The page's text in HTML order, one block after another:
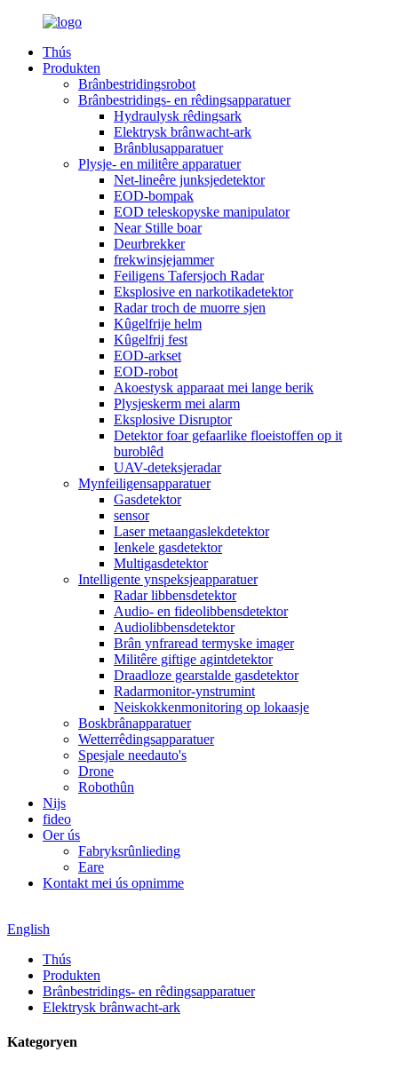
Thús
Produkten
Brânbestridingsrobot
Brânbestridings- en rêdingsapparatuer
Hydraulysk rêdingsark
Elektrysk brânwacht-ark
Brânblusapparatuer
Plysje- en militêre apparatuer
Net-lineêre junksjedetektor
EOD-bompak
EOD teleskopyske manipulator
Near Stille boar
Deurbrekker
frekwinsjejammer
Feiligens Tafersjoch Radar
Eksplosive en narkotikadetektor
Radar troch de muorre sjen
Kûgelfrije helm
Kûgelfrij fest
EOD-arkset
EOD-robot
Akoestysk apparaat mei lange berik
Plysjeskerm mei alarm
Eksplosive Disruptor
Detektor foar gefaarlike floeistoffen op it
buroblêd
UAV-deteksjeradar
Mynfeiligensapparatuer
Gasdetektor
sensor
Laser metaangaslekdetektor
Ienkele gasdetektor
Multigasdetektor
Intelligente ynspeksjeapparatuer
Radar libbensdetektor
Audio- en fideolibbensdetektor
Audiolibbensdetektor
Brân ynfraread termyske imager
Militêre giftige agintdetektor
Draadloze gearstalde gasdetektor
Radarmonitor-ynstrumint
Neiskokkenmonitoring op lokaasje
Boskbrânapparatuer
Wetterrêdingsapparatuer
Spesjale needauto's
Drone
Robothûn
Nijs
fideo
Oer ús
Fabryksrûnlieding
Eare
Kontakt mei ús opnimme
English
Thús
Produkten
Brânbestridings- en rêdingsapparatuer
Elektrysk brânwacht-ark
Kategoryen